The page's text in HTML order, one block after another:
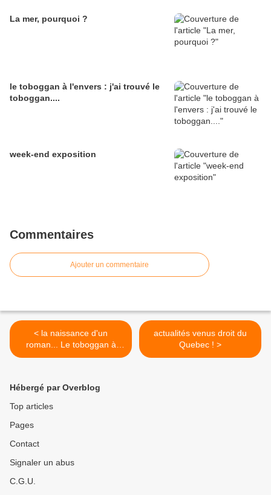
La mer, pourquoi ?
le toboggan à l'envers : j'ai trouvé le
toboggan....
week-end exposition
Commentaires
Ajouter un commentaire
< la naissance d'un
roman... Le toboggan à
l'envers
actualités venus droit du
Quebec ! >
Hébergé par Overblog
Top articles
Pages
Contact
Signaler un abus
C.G.U.